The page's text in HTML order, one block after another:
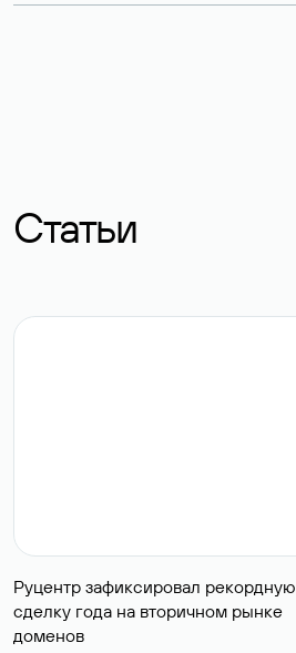
Статьи
Руцентр зафиксировал рекордную
сделку года на вторичном рынке